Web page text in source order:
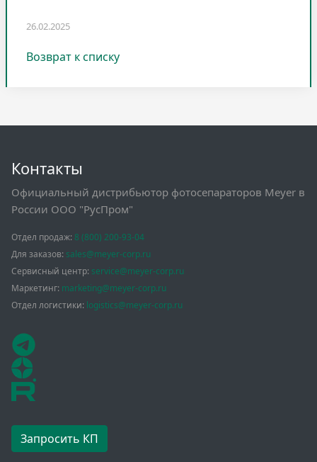
26.02.2025
Возврат к списку
Контакты
Официальный дистрибьютор фотосепараторов Meyer в
России ООО "РусПром"
Отдел продаж: 8 (800) 200-93-04
Для заказов: sales@meyer-corp.ru
Сервисный центр: service@meyer-corp.ru
Маркетинг: marketing@meyer-corp.ru
Отдел логистики: logistics@meyer-corp.ru
Запросить КП